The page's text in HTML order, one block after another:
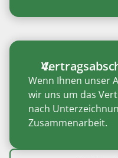
Wenn Ihnen unser
wir uns um das
nach
Zusammenarbeit.